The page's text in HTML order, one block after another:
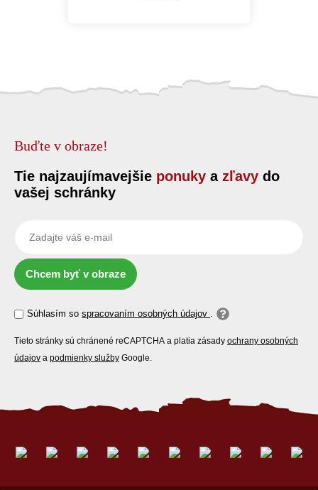
Buďte v obraze!
Tie najzaujímavejšie ponuky a zľavy do
vašej schránky
Chcem byť v obraze
Súhlasím so spracovaním osobných údajov .
Tieto stránky sú chránené reCAPTCHA a platia zásady ochrany osobných
údajov a podmienky služby Google.